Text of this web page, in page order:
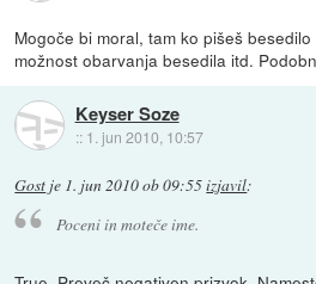
Mogoče bi moral, tam ko pišeš
možnost obarvanja besedila itd.
Keyser Soze
:: 1. jun 2010, 10:57
Gost je 1. jun 2010 ob 09:55izjavil:
Poceni in moteče ime.